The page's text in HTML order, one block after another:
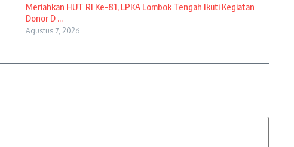
Meriahkan HUT RI Ke-81, LPKA Lombok Tengah Ikuti Kegiatan
Donor D ...
Agustus 7, 2026